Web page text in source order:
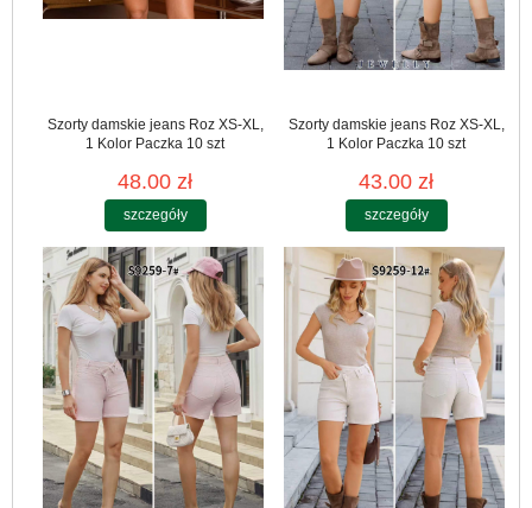
Szorty damskie jeans Roz XS-XL,
1 Kolor Paczka 10 szt
48.00 zł
szczegóły
Szorty damskie jeans Roz XS-XL,
1 Kolor Paczka 10 szt
43.00 zł
szczegóły